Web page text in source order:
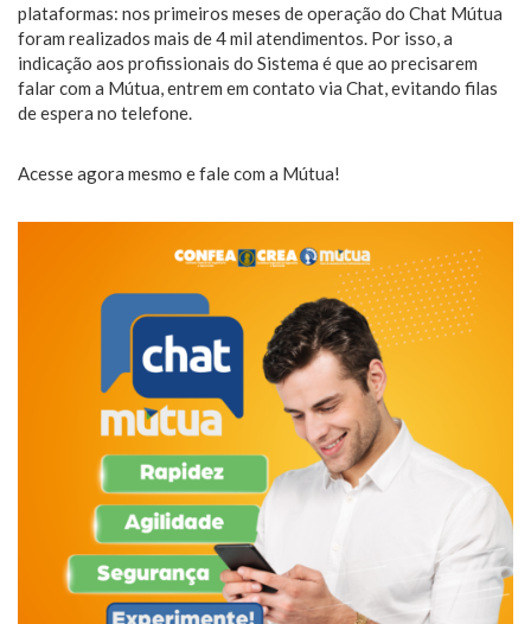
plataformas: nos primeiros meses de operação do Chat Mútua
foram realizados mais de 4 mil atendimentos. Por isso, a
indicação aos profissionais do Sistema é que ao precisarem
falar com a Mútua, entrem em contato via Chat, evitando filas
de espera no telefone.
Acesse agora mesmo e fale com a Mútua!